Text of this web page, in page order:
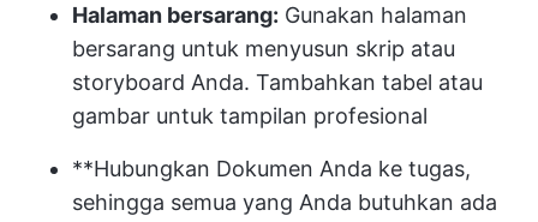
Halaman bersarang: Gunakan halaman
bersarang untuk menyusun skrip atau
storyboard Anda. Tambahkan tabel atau
gambar untuk tampilan profesional
**Hubungkan Dokumen Anda ke tugas,
sehingga semua yang Anda butuhkan ada